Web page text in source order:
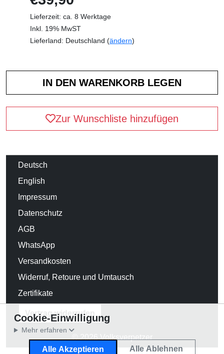
Lieferzeit: ca. 8 Werktage
Inkl. 19% MwST
Lieferland: Deutschland (ändern)
Zur Wunschliste hinzufügen
Deutsch
English
Impressum
Datenschutz
AGB
WhatsApp
Versandkosten
Widerruf, Retoure und Umtausch
Zertifikate
Vertrag widerrufen
© 2026 Volksverpetzer
Cookie-Einwilligung
Mehr erfahren
Alle Akzeptieren Alle Ablehnen